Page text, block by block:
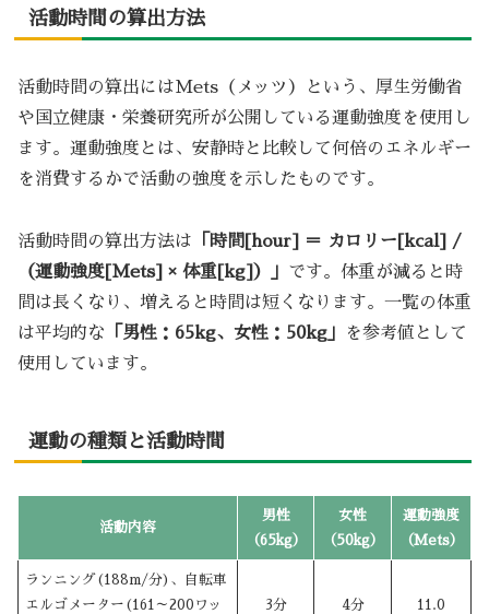
活動時間の算出方法
活動時間の算出にはMets（メッツ）という、厚生労働省
や国立健康・栄養研究所が公開している運動強度を使用し
ます。運動強度とは、安静時と比較して何倍のエネルギー
を消費するかで活動の強度を示したものです。
活動時間の算出方法は 「時間[hour] ＝ カロリー[kcal] /
（運動強度[Mets] × 体重[kg]）」 です。体重が減ると時
間は長くなり、増えると時間は短くなります。一覧の体重
は平均的な 「男性：65kg、女性：50kg」
を参考値として
使用しています。
運動の種類と活動時間
活動内容
男性
（65kg）
女性
（50kg）
運動強度
（Mets）
ランニング(188m/分)、自転車
エルゴメーター(161～200ワッ
3分 4分 11.0